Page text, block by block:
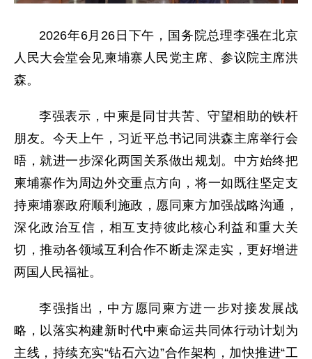
2026年6月26日下午，国务院总理李强在北京
人民大会堂会见柬埔寨人民党主席、参议院主席洪
森。
李强表示，中柬是同甘共苦、守望相助的铁杆
朋友。今天上午，习近平总书记同洪森主席举行会
晤，就进一步深化两国关系做出规划。中方始终把
柬埔寨作为周边外交重点方向，将一如既往坚定支
持柬埔寨政府顺利施政，愿同柬方加强战略沟通，
深化政治互信，相互支持彼此核心利益和重大关
切，推动各领域互利合作不断走深走实，更好增进
两国人民福祉。
李强指出，中方愿同柬方进一步对接发展战
略，以落实构建新时代中柬命运共同体行动计划为
主线，持续充实“钻石六边”合作架构，加快推进“工